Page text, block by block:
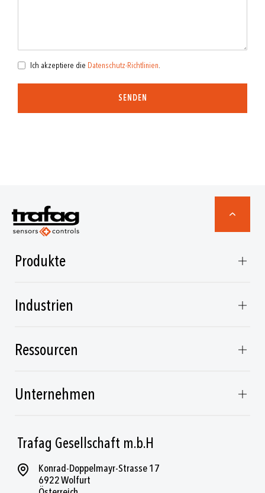
Ich akzeptiere die Datenschutz-Richtlinien.
SENDEN
Trafag Gesellschaft m.b.H
Konrad-Doppelmayr-Strasse 17
6922 Wolfurt
Produkte
Industrien
Ressourcen
Unternehmen